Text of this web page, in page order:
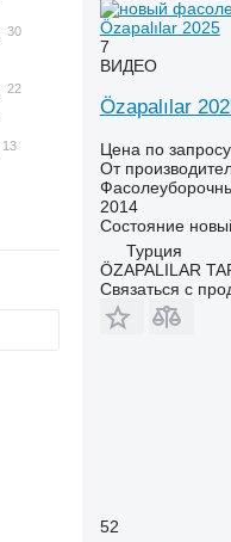
Özapalılar 2025
7
ВИДЕО
Özapalılar
Цена по запросу
От
2014
Состояние
Турция
ÖZAPALILAR
Связаться с
52